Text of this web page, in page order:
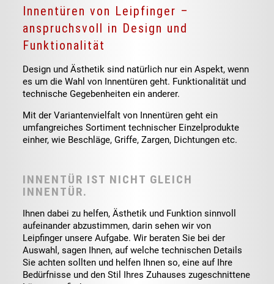
Innentüren von Leipfinger –
anspruchsvoll in Design und
Funktionalität
Design und Ästhetik sind natürlich nur ein Aspekt, wenn
es um die Wahl von Innentüren geht. Funktionalität und
technische Gegebenheiten ein anderer.
Mit der Variantenvielfalt von Innentüren geht ein
umfangreiches Sortiment technischer Einzelprodukte
einher, wie Beschläge, Griffe, Zargen, Dichtungen etc.
INNENTÜR IST NICHT GLEICH
INNENTÜR.
Ihnen dabei zu helfen, Ästhetik und Funktion sinnvoll
aufeinander abzustimmen, darin sehen wir von
Leipfinger unsere Aufgabe. Wir beraten Sie bei der
Auswahl, sagen Ihnen, auf welche technischen Details
Sie achten sollten und helfen Ihnen so, eine auf Ihre
Bedürfnisse und den Stil Ihres Zuhauses zugeschnittene